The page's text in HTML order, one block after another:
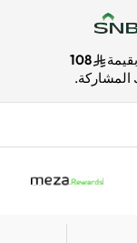
108